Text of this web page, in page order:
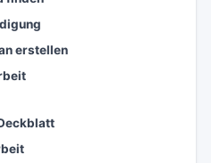
erstellen